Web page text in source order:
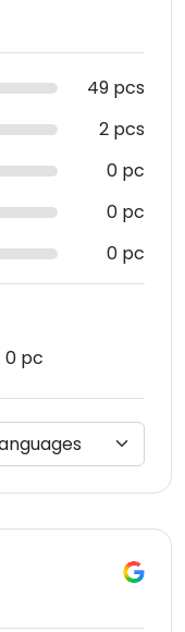
49 pcs
2 pcs
0 pc
0 pc
0 pc
0 pc